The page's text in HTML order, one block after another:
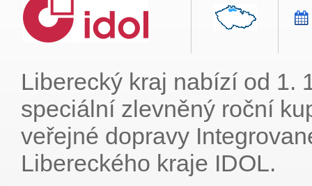
Liberecký kraj nabízí od 1.
speciální zlevněný roční
veřejné dopravy
Libereckého kraje IDOL.